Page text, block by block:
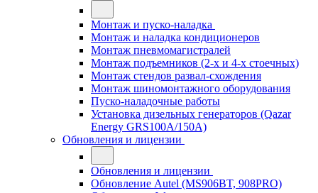
Монтаж и пуско-наладка
Монтаж и наладка кондиционеров
Монтаж пневмомагистралей
Монтаж подъемников (2-х и 4-х стоечных)
Монтаж стендов развал-схождения
Монтаж шиномонтажного оборудования
Пуско-наладочные работы
Установка дизельных генераторов (Qazar
Energy GRS100A/150A)
Обновления и лицензии
Обновления и лицензии
Обновление Autel (MS906BT, 908PRO)